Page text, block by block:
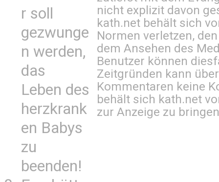
r soll
gezwunge
n werden,
das
Leben des
herzkrank
en Babys
zu
beenden!
nicht explizit davon
kath.net behält sich
Normen verletzen,
dem Ansehen des
Benutzer können
Zeitgründen kann
Kommentaren keine
behält sich kath.net
zur Anzeige zu